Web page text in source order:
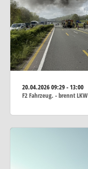
20.04.202609:29 - 13:00
F2 Fahrzeug. - brennt LKW